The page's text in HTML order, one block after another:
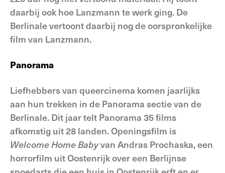
daarbij ook hoe Lanzmann te werk ging. De
Berlinale vertoont daarbij nog de oorspronkelijke
film van Lanzmann.
Panorama
Liefhebbers van queercinema komen jaarlijks
aan hun trekken in de Panorama sectie van de
Berlinale. Dit jaar telt Panorama 35 films
afkomstig uit 28 landen. Openingsfilm is
WelcomeHomeBabyvan Andras Prochaska, een
horrorfilm uit Oostenrijk over een Berlijnse